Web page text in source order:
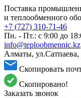
Поставка
и теплообменного
+7 (727) 310-71-46
Пн. - Пт.: с 9:00 до
info@teploobmennic.kz
Алматы,
Скопировать
Скопировано!
Заказать звонок